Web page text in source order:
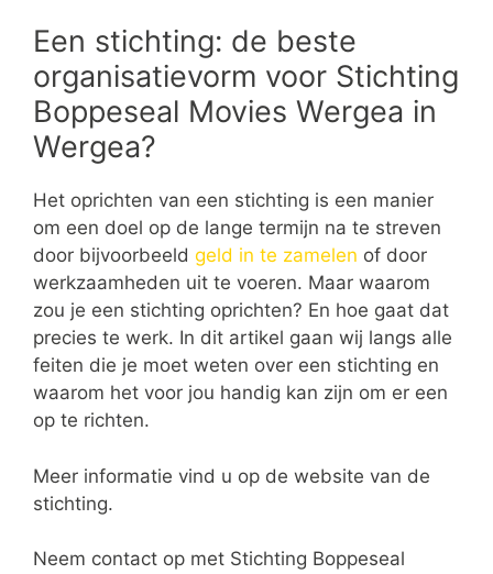
Een stichting: de beste
organisatievorm voor Stichting
Boppeseal Movies Wergea in
Wergea?
Het oprichten van een stichting is een manier
om een doel op de lange termijn na te streven
door bijvoorbeeld geld in te zamelen of door
werkzaamheden uit te voeren. Maar waarom
zou je een stichting oprichten? En hoe gaat dat
precies te werk. In dit artikel gaan wij langs alle
feiten die je moet weten over een stichting en
waarom het voor jou handig kan zijn om er een
op te richten.
Meer informatie vind u op de website van de
stichting.
Neem contact op met Stichting Boppeseal